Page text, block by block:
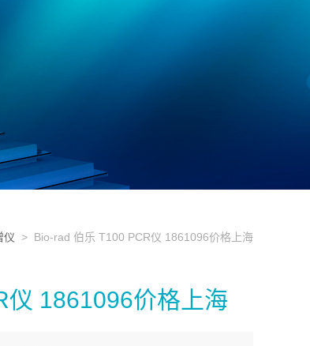
仪 > Bio-rad 伯乐 T100 PCR仪 1861096价格上海
仪 1861096价格上海